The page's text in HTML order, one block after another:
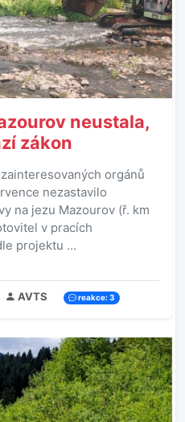
neustala,
zákon
orgánů
nezastavilo
na jezu Mazourov (ř. km
v pracích
projektu ...
AVTS reakce: 3